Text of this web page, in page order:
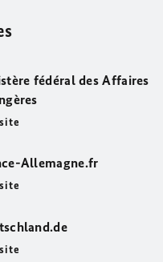
fédéral des Affaires
Allemagne.fr